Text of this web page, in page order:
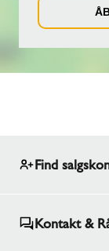
Find
Kontakt &